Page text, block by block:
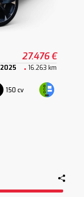
27.476 €
2025 16.263 km
150 cv